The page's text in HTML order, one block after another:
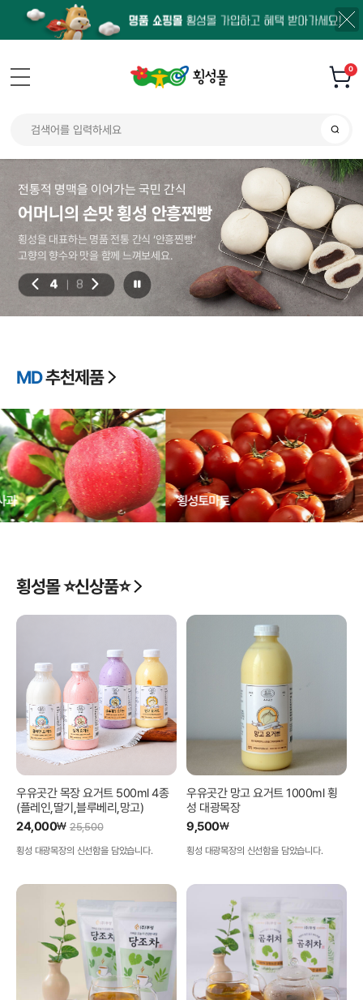
0
전통적 명맥을 이어가는 국민 간식
어머니의 손맛 횡성 안흥찐빵
횡성을 대표하는 명품 전통 간식 ‘안흥찐빵’
고향의 향수와 맛을 함께 느껴보세요.
4 8
MD추천제품
횡성사과 횡성토마토
횡성몰 ⭐신상품⭐
우유곳간 목장 요거트 500ml 4종
(플레인,딸기,블루베리,망고)
24,000₩ 25,500
횡성 대광목장의 신선함을 담았습니다.
우유곳간 망고 요거트 1000ml 횡
성 대광목장
9,500₩
횡성 대광목장의 신선함을 담았습니다.